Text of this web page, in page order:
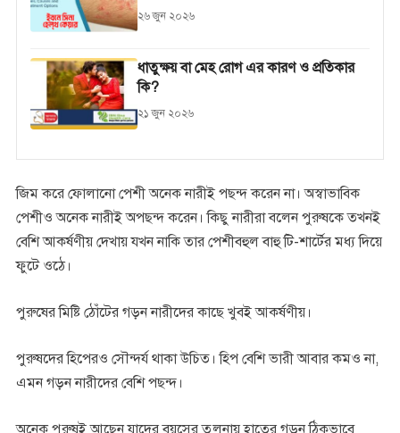
২৬ জুন ২০২৬
ধাতুক্ষয় বা মেহ রোগ এর কারণ ও প্রতিকার
কি?
২১ জুন ২০২৬
জিম করে ফোলানো পেশী অনেক নারীই পছন্দ করেন না। অস্বাভাবিক
পেশীও অনেক নারীই অপছন্দ করেন। কিছু নারীরা বলেন পুরুষকে তখনই
বেশি আকর্ষণীয় দেখায় যখন নাকি তার পেশীবহুল বাহু টি-শার্টের মধ্য দিয়ে
ফুটে ওঠে।
পুরুষের মিষ্টি ঠোঁটের গড়ন নারীদের কাছে খুবই আকর্ষণীয়।
পুরুষদের হিপেরও সৌন্দর্য থাকা উচিত। হিপ বেশি ভারী আবার কমও না,
এমন গড়ন নারীদের বেশি পছন্দ।
অনেক পুরুষই আছেন যাদের বয়সের তুলনায় হাতের গড়ন ঠিকভাবে